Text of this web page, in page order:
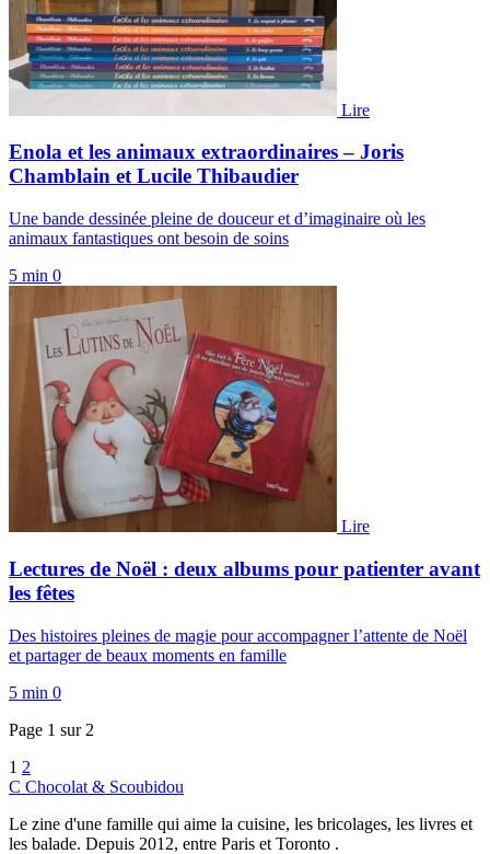
Lire
Enola et les animaux extraordinaires – Joris
Chamblain et Lucile Thibaudier
Une bande dessinée pleine de douceur et d’imaginaire où les
animaux fantastiques ont besoin de soins
5 min 0
Lire
Lectures de Noël : deux albums pour patienter avant
les fêtes
Des histoires pleines de magie pour accompagner l’attente de Noël
et partager de beaux moments en famille
5 min 0
Page 1 sur 2
1 2
C Chocolat & Scoubidou
Le zine d'une famille qui aime la cuisine, les bricolages, les livres et
les balade. Depuis 2012, entre Paris et Toronto .